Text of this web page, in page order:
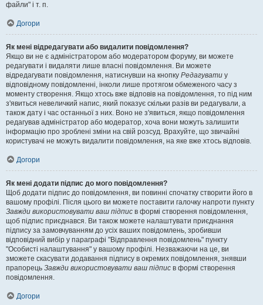
файли" і т. п.
Догори
Як мені відредагувати або видалити повідомлення?
Якщо ви не є адміністратором або модератором форуму, ви можете
редагувати і видаляти лише власні повідомлення. Ви можете
відредагувати повідомлення, натиснувши на кнопку Редагувати у
відповідному повідомленні, інколи лише протягом обмеженого часу з
моменту створення. Якщо хтось вже відповів на повідомлення, то під ним
з'явиться невеличкий напис, який показує скільки разів ви редагували, а
також дату і час останньої з них. Воно не з'явиться, якщо повідомлення
редагував адміністратор або модератор, хоча вони можуть залишити
інформацію про зроблені зміни на свій розсуд. Врахуйте, що звичайні
користувачі не можуть видалити повідомлення, на яке вже хтось відповів.
Догори
Як мені додати підпис до мого повідомлення?
Щоб додати підпис до повідомлення, ви повинні спочатку створити його в
вашому профілі. Після цього ви можете поставити галочку напроти пункту
Завжди використовувати ваш підпис в формі створення повідомлення,
щоб підпис приєднався. Ви також можете налаштувати приєднання
підпису за замовчуванням до усіх ваших повідомлень, зробивши
відповідний вибір у параграфі "Відправлення повідомлень" пункту
"Особисті налаштування" у вашому профілі. Незважаючи на це, ви
зможете скасувати додавання підпису в окремих повідомлення, знявши
прапорець Завжди використовувати ваш підпис в формі створення
повідомлення.
Догори